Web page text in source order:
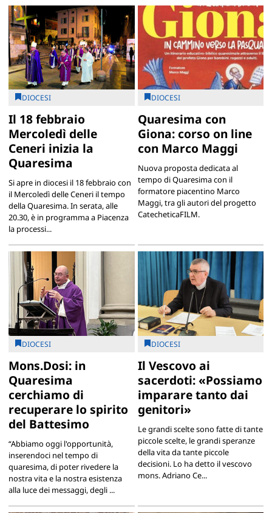
DIOCESI
Il 18 febbraio
Mercoledì delle
Ceneri inizia la
Quaresima
Si apre in diocesi il 18 febbraio con
il Mercoledì delle Ceneri il tempo
della Quaresima. In serata, alle
20.30, è in programma a Piacenza
la processi...
DIOCESI
Quaresima con
Giona: corso on line
con Marco Maggi
Nuova proposta dedicata al
tempo di Quaresima con il
formatore piacentino Marco
Maggi, tra gli autori del progetto
CatecheticaFILM.
DIOCESI
Mons.Dosi: in
Quaresima
cerchiamo di
recuperare lo spirito
del Battesimo
“Abbiamo oggi l'opportunità,
inserendoci nel tempo di
quaresima, di poter rivedere la
nostra vita e la nostra esistenza
alla luce dei messaggi, degli ...
DIOCESI
Il Vescovo ai
sacerdoti: «Possiamo
imparare tanto dai
genitori»
Le grandi scelte sono fatte di tante
piccole scelte, le grandi speranze
della vita da tante piccole
decisioni. Lo ha detto il vescovo
mons. Adriano Ce...